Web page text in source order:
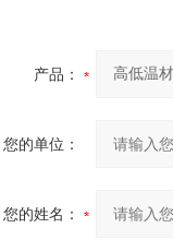
产品：
您的单位：
您的姓名：